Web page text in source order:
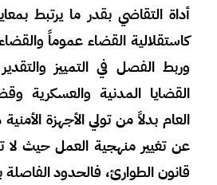
أداة التقاضي بقدر ما يرتبط
كاستقلالية القضاء عموماً
وربط الفصل في التمييز
القضايا المدنية والعسكرية
العام بدلاً من تولي الأجهزة
عن تغيير منهجية العمل حيث لا
قانون الطوارئ، فالحدود الفاصلة